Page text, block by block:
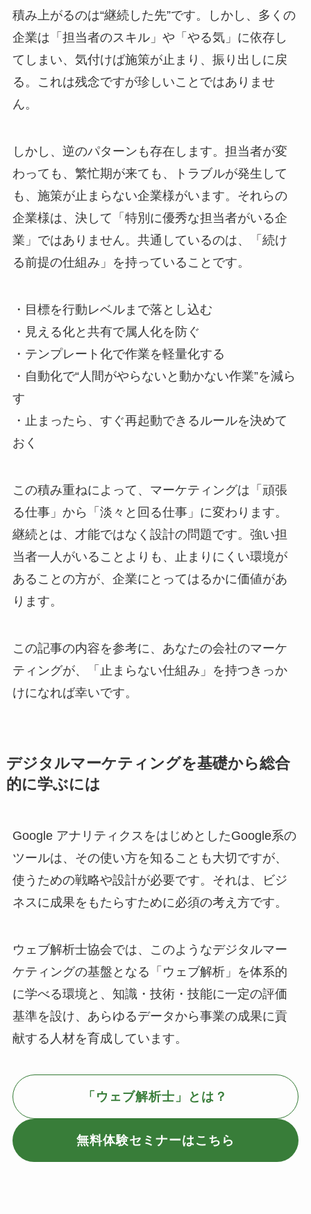
積み上がるのは“継続した先”です。しかし、多くの
企業は「担当者のスキル」や「やる気」に依存し
てしまい、気付けば施策が止まり、振り出しに戻
る。これは残念ですが珍しいことではありませ
ん。
しかし、逆のパターンも存在します。担当者が変
わっても、繁忙期が来ても、トラブルが発生して
も、施策が止まらない企業様がいます。それらの
企業様は、決して「特別に優秀な担当者がいる企
業」ではありません。共通しているのは、「続け
る前提の仕組み」を持っていることです。
・目標を行動レベルまで落とし込む
・見える化と共有で属人化を防ぐ
・テンプレート化で作業を軽量化する
・自動化で“人間がやらないと動かない作業”を減ら
す
・止まったら、すぐ再起動できるルールを決めて
おく
この積み重ねによって、マーケティングは「頑張
る仕事」から「淡々と回る仕事」に変わります。
継続とは、才能ではなく設計の問題です。強い担
当者一人がいることよりも、止まりにくい環境が
あることの方が、企業にとってはるかに価値があ
ります。
この記事の内容を参考に、あなたの会社のマーケ
ティングが、「止まらない仕組み」を持つきっか
けになれば幸いです。
デジタルマーケティングを基礎から総合
的に学ぶには
Google アナリティクスをはじめとしたGoogle系の
ツールは、その使い方を知ることも大切ですが、
使うための戦略や設計が必要です。それは、ビジ
ネスに成果をもたらすために必須の考え方です。
ウェブ解析士協会では、このようなデジタルマー
ケティングの基盤となる「ウェブ解析」を体系的
に学べる環境と、知識・技術・技能に一定の評価
基準を設け、あらゆるデータから事業の成果に貢
献する人材を育成しています。
「ウェブ解析士」とは？
無料体験セミナーはこちら